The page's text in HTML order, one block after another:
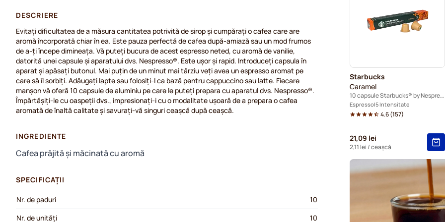
Capsule cafea L'OR
Capsule cafea Segafredo
Capsule cafea Gevalia
Capsule cafea Belmio
Capsule Tonino
Starbucks
Caramel
10 capsule Starbucks® by Nespresso®
Espresso 5 Intensitate
4.6(157)
21,09 lei
2,11 lei / ceașcă
DESCRIERE
Evitați dificultatea de a măsura cantitatea potrivită de sirop și cumpărați o cafea care are
aromă încorporată chiar în ea. Este pauza perfectă de cafea după-amiază sau un mod frumos
de a-ți începe dimineața. Vă puteți bucura de acest espresso neted, cu aromă de vanilie,
datorită unei capsule și aparatului dvs. Nespresso®. Este ușor și rapid. Introduceți capsula în
aparat și apăsați butonul. Mai puțin de un minut mai târziu veți avea un espresso aromat pe
care să îl sorbiți. Adăugați lapte sau folosiți-l ca bază pentru cappuccino sau latte. Fiecare
manșon vă oferă 10 capsule de aluminiu pe care le puteți prepara cu aparatul dvs. Nespresso®.
Împărtășiți-le cu oaspeții dvs., impresionați-i cu o modalitate ușoară de a prepara o cafea
aromată de înaltă calitate și savurați-vă singuri ceașcă după ceașcă.
INGREDIENTE
Cafea prăjită și măcinată cu aromă
SPECIFICAȚII
Nr. de paduri
10
Nr. de unități
10